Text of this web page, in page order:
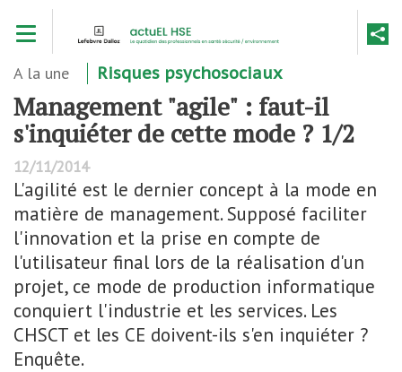
contenu
A la une Risques psychosociaux
Management "agile" : faut-il
s'inquiéter de cette mode ? 1/2
12/11/2014
L'agilité est le dernier concept à la mode en
matière de management. Supposé faciliter
l'innovation et la prise en compte de
l'utilisateur final lors de la réalisation d'un
projet, ce mode de production informatique
conquiert l'industrie et les services. Les
CHSCT et les CE doivent-ils s'en inquiéter ?
Enquête.